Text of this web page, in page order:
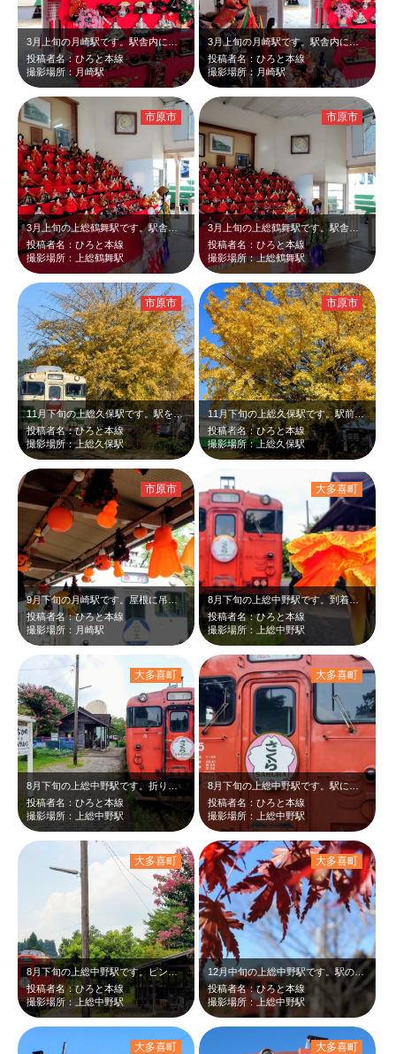
3月上旬の月崎駅です。駅舎内に飾られた雛飾りと、白と緑のキハ40男鹿色をアップ…
投稿者名：ひろと本線
撮影場所：月崎駅
3月上旬の月崎駅です。駅舎内に飾られた雛飾りと、白と緑のキハ40男鹿色のツーシ…
投稿者名：ひろと本線
撮影場所：月崎駅
3月上旬の上総鶴舞駅です。駅舎内に置かれた雛飾りと、白と緑のキハ40男鹿色のツ…
投稿者名：ひろと本線
撮影場所：上総鶴舞駅
市原市
3月上旬の上総鶴舞駅です。駅舎内に置かれた雛飾りと、白と緑のキハ40男鹿色を一…
投稿者名：ひろと本線
撮影場所：上総鶴舞駅
市原市
11月下旬の上総久保駅です。駅を出発した急行キハ40男鹿色と黄葉したイチョウの…
投稿者名：ひろと本線
撮影場所：上総久保駅
市原市
11月下旬の上総久保駅です。駅前のイチョウの黄葉が見事だったので、列車を待って…
投稿者名：ひろと本線
撮影場所：上総久保駅
市原市
9月下旬の月崎駅です。屋根に吊るされたカラフルなハロウィン飾りと、ホームに入線…
投稿者名：ひろと本線
撮影場所：月崎駅
市原市
8月下旬の上総中野駅です。到着した急行キハ40首都圏色の前にカンナが咲いていま…
投稿者名：ひろと本線
撮影場所：上総中野駅
大多喜町
8月下旬の上総中野駅です。折り返し五井駅行きの急行キハ40と駅名板を一緒に撮り…
投稿者名：ひろと本線
撮影場所：上総中野駅
大多喜町
8月下旬の上総中野駅です。駅に到着した急行キハ40首都圏色はまだヘッドライトが…
投稿者名：ひろと本線
撮影場所：上総中野駅
大多喜町
8月下旬の上総中野駅です。ピンクのさるすべりが綺麗だったので到着する急行キハ4…
投稿者名：ひろと本線
撮影場所：上総中野駅
大多喜町
12月中旬の上総中野駅です。駅の周りにはまだ赤く紅葉したモミジが残っていたので…
投稿者名：ひろと本線
撮影場所：上総中野駅
大多喜町
大多喜町 大多喜町